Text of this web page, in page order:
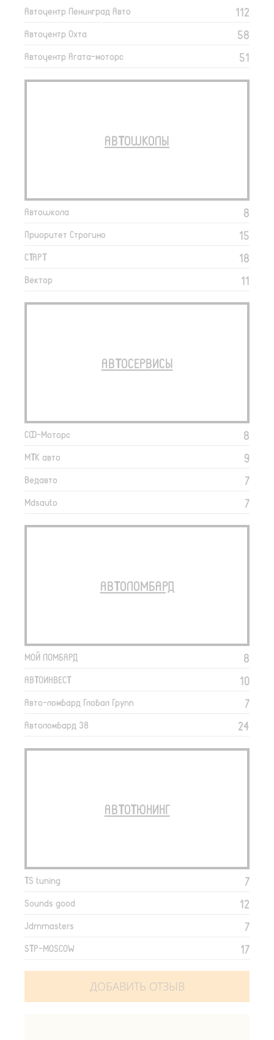
112
Автоцентр Ленинград Авто
58
Автоцентр Охта
51
Автоцентр Агата-моторс
АВТОШКОЛЫ
8
Автошкола
15
Приоритет Строгино
18
СТАРТ
11
Вектор
АВТОСЕРВИСЫ
8
СФ-Моторс
9
МТК авто
7
Ведавто
7
Mdsauto
АВТОЛОМБАРД
8
МОЙ ЛОМБАРД
10
АВТОИНВЕСТ
7
Авто-ломбард Глобал Групп
24
Автоломбард 38
АВТОТЮНИНГ
7
TS tuning
12
Sounds good
7
Jdmmasters
17
STP-MOSCOW
ДОБАВИТЬ ОТЗЫВ